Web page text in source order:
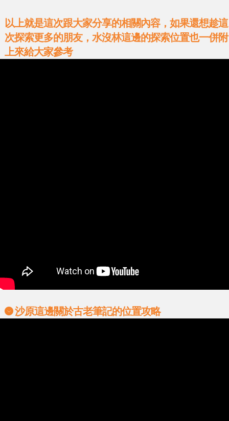
以上就是這次跟大家分享的相關內容，如果還想趁這
次探索更多的朋友，水沒林這邊的探索位置也一併附
上來給大家參考
沙原這邊關於古老筆記的位置攻略